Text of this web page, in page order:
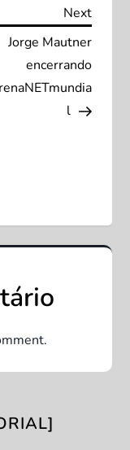
Next
Next
Jorge Mautner
encerrando
l